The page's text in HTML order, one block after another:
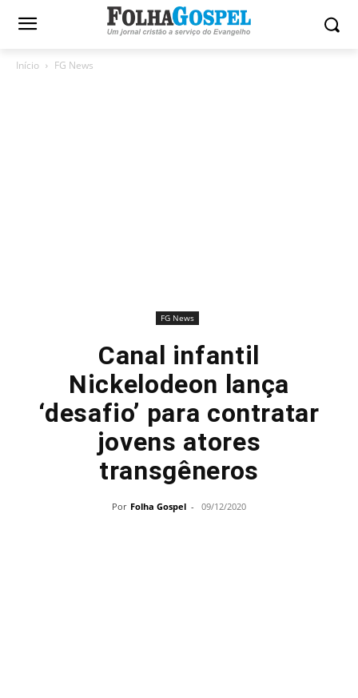
Início FG News
FG News
Canal infantil
Nickelodeon lança
‘desafio’ para contratar
jovens atores
transgêneros
Por Folha Gospel - 09/12/2020